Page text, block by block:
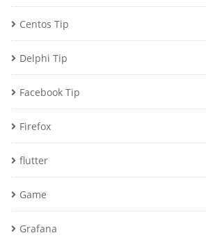
Centos Tip
Delphi Tip
Facebook Tip
Firefox
flutter
Game
Grafana